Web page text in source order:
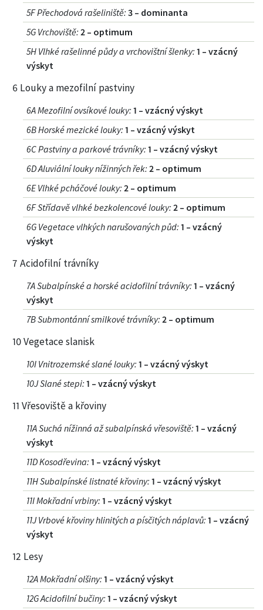
5F Přechodová rašeliniště: 3 – dominanta
5G Vrchoviště: 2 – optimum
5H Vlhké rašelinné půdy a vrchovištní šlenky: 1 – vzácný
výskyt
6 Louky a mezofilní pastviny
6A Mezofilní ovsíkové louky: 1 – vzácný výskyt
6B Horské mezické louky: 1 – vzácný výskyt
6C Pastviny a parkové trávníky: 1 – vzácný výskyt
6D Aluviální louky nížinných řek: 2 – optimum
6E Vlhké pcháčové louky: 2 – optimum
6F Střídavě vlhké bezkolencové louky: 2 – optimum
6G Vegetace vlhkých narušovaných půd: 1 – vzácný
výskyt
7 Acidofilní trávníky
7A Subalpínské a horské acidofilní trávníky: 1 – vzácný
výskyt
7B Submontánní smilkové trávníky: 2 – optimum
10 Vegetace slanisk
10I Vnitrozemské slané louky: 1 – vzácný výskyt
10J Slané stepi: 1 – vzácný výskyt
11 Vřesoviště a křoviny
11A Suchá nížinná až subalpínská vřesoviště: 1 – vzácný
výskyt
11D Kosodřevina: 1 – vzácný výskyt
11H Subalpínské listnaté křoviny: 1 – vzácný výskyt
11I Mokřadní vrbiny: 1 – vzácný výskyt
11J Vrbové křoviny hlinitých a písčitých náplavů: 1 – vzácný
výskyt
12 Lesy
12A Mokřadní olšiny: 1 – vzácný výskyt
12G Acidofilní bučiny: 1 – vzácný výskyt